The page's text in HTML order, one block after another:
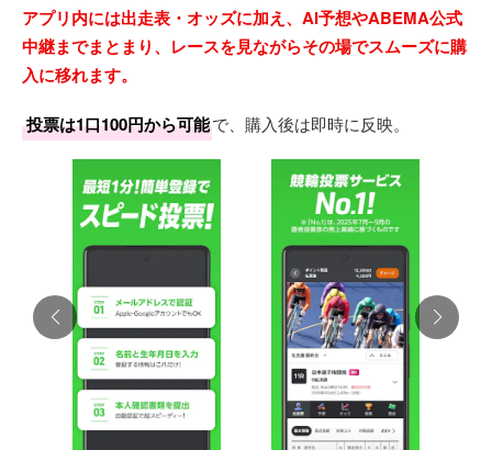
アプリ内には出走表・オッズに加え、AI予想やABEMA公式
中継までまとまり、レースを見ながらその場でスムーズに購
入に移れます。
投票は1口100円から可能で、購入後は即時に反映。